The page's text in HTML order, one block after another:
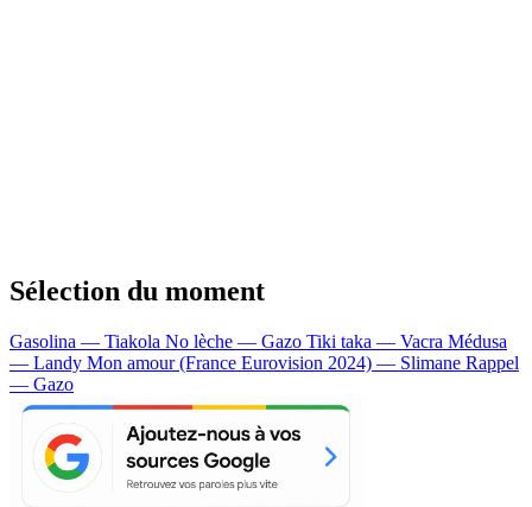
Sélection du moment
Gasolina — Tiakola No lèche — Gazo Tiki taka — Vacra Médusa
— Landy Mon amour (France Eurovision 2024) — Slimane Rappel
— Gazo